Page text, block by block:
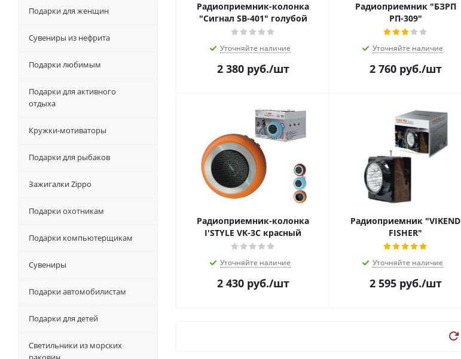
Радиоприемник-колонка
"Сигнал SB-401" голубой
Уточняйте наличие
2 380руб./шт
Радиоприемник "БЗРП
РП-309"
Уточняйте наличие
2 760руб./шт
Радиоприемник-колонка
I'STYLE VK-3C красный
Уточняйте наличие
2 430руб./шт
Радиоприемник "VIKEND
FISHER"
Уточняйте наличие
2 595руб./шт
Подарки для женщин
Сувениры из нефрита
Подарки любимым
Подарки для активного
отдыха
Кружки-мотиваторы
Подарки для рыбаков
Зажигалки Zippo
Подарки охотникам
Подарки компьютерщикам
Сувениры
Подарки автомобилистам
Подарки для детей
Светильники из морских